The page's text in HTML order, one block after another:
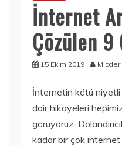
İnternet
Çözülen 9
15 Ekim 2019 Micder
İnternetin kötü niyetli
dair hikayeleri
görüyoruz.
kadar bir çok